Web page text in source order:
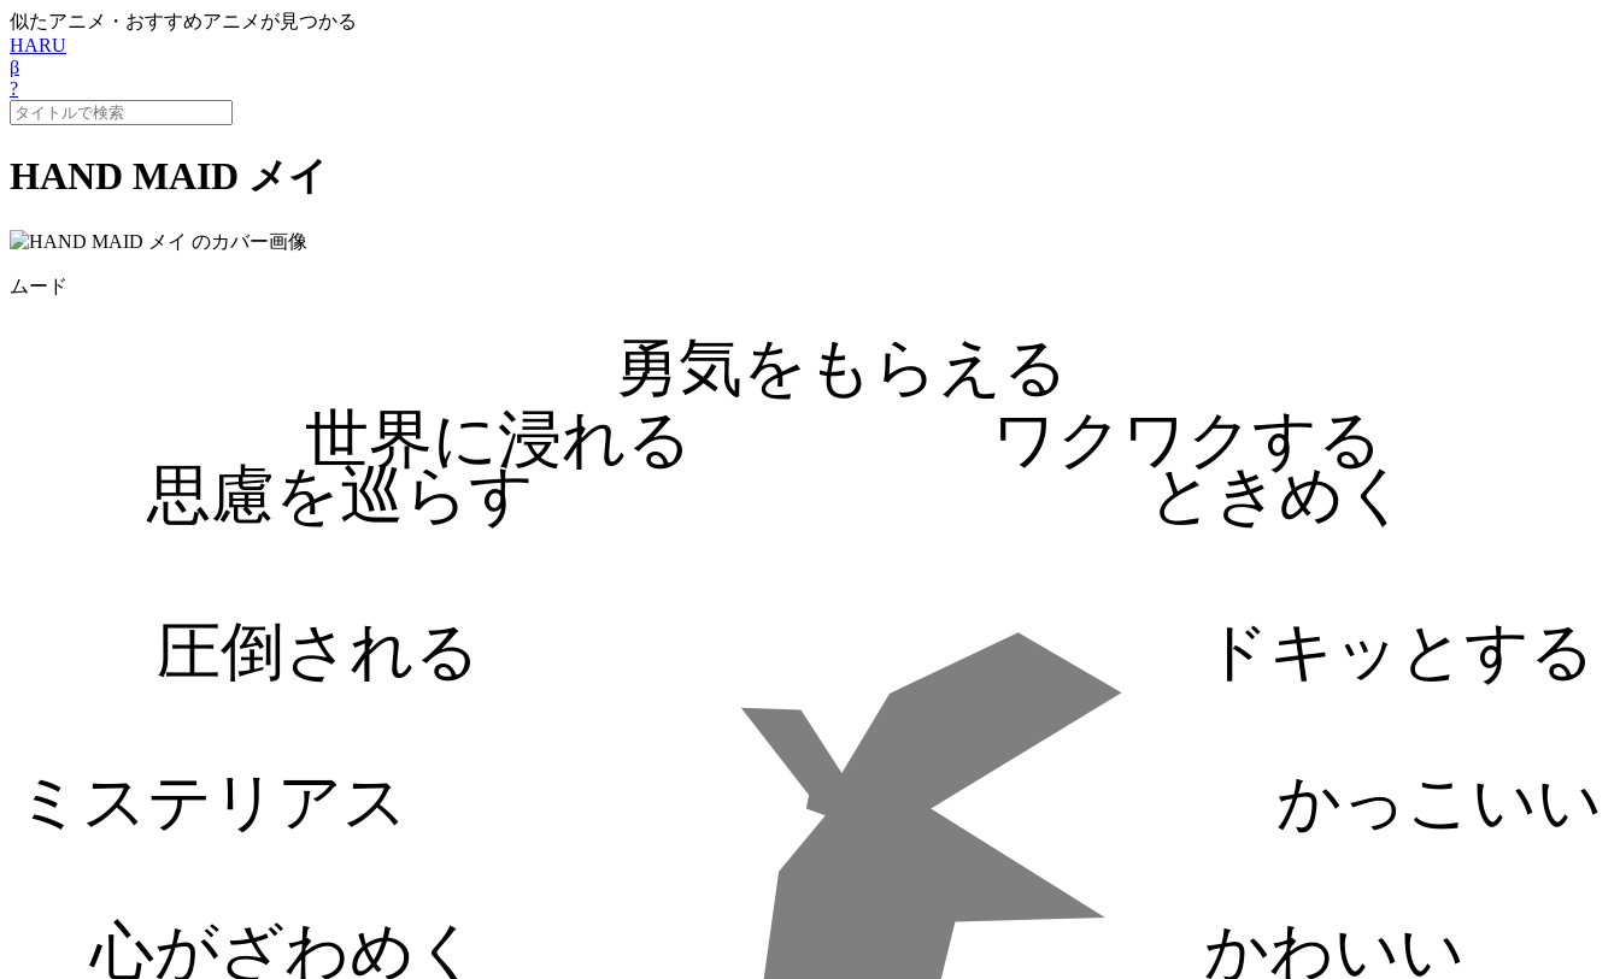
似たアニメ・おすすめアニメが見つかる
HARU
β
?
HAND MAID メイ
ムード
勇気をもらえる
ワクワクする
ときめく
ドキッとする
かっこいい
かわいい
心がざわめく
ミステリアス
圧倒される
思慮を巡らす
世界に浸れる